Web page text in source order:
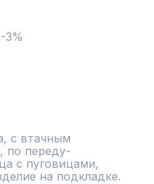
3%
с втачным
по переду-
с пуговицами,
на подкладке.